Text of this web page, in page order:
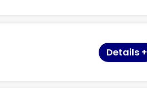
Details +